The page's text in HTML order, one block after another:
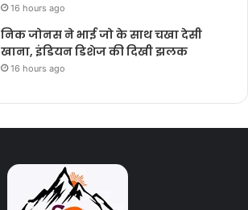
16 hours ago
निक जोनस ने भाई जो के साथ चखा देसी
खाना, इंडियन डिशेज की दिखी झलक
16 hours ago